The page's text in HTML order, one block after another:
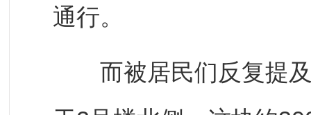
通行。
而被居民们反复提及